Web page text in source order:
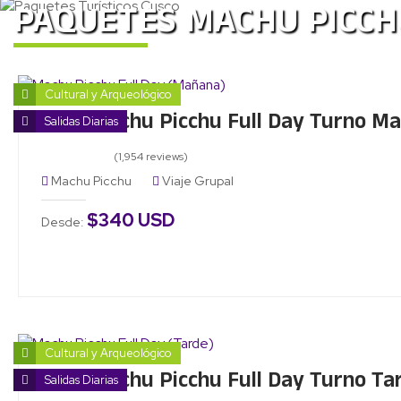
PAQUETES MACHU
Cultural y Arqueológico
Salidas Diarias
Tour Machu Picchu Full Day Turno
(1,954 reviews)
Machu Picchu Viaje Grupal
Desde: $340 USD
Cultural y Arqueológico
Salidas Diarias
Tour Machu Picchu Full Day Turno